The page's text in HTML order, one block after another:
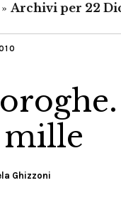
» Archivi per 22
mille
Ghizzoni